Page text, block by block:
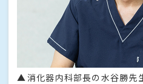
消化器内科部長の水谷勝先